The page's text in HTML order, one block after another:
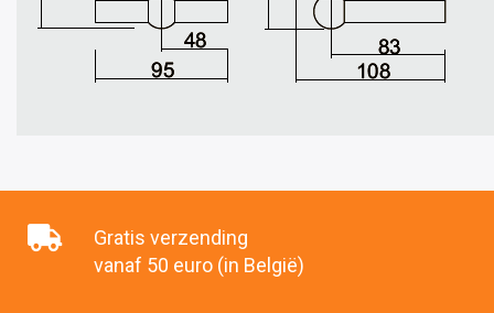
Gratis verzending
vanaf 50 euro (in België)